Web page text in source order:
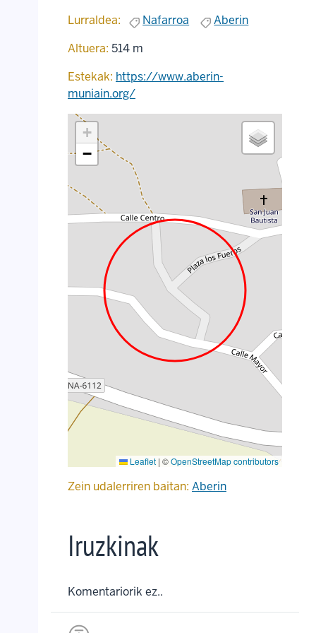
Lurraldea:
Nafarroa
Aberin
Altuera: 514 m
Estekak: https://www.aberin-
muniain.org/
+
−
Leaflet | ©OpenStreetMap contributors
Zein udalerriren baitan: Aberin
Iruzkinak
Komentariorik ez..